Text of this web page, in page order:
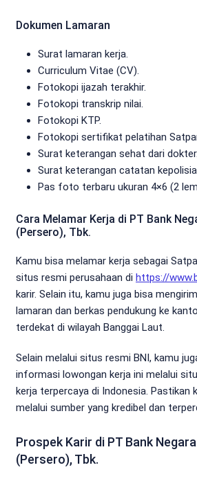
Dokumen Lamaran
Surat lamaran kerja.
Curriculum Vitae (CV).
Fotokopi ijazah terakhir.
Fotokopi transkrip nilai.
Fotokopi KTP.
Fotokopi sertifikat pelatihan
Surat keterangan sehat dari dokter.
Surat keterangan catatan
Pas foto terbaru ukuran 4×6 (2
Cara Melamar Kerja di PT Bank
(Persero), Tbk.
Kamu bisa melamar kerja sebagai
situs resmi perusahaan di https://
karir. Selain itu, kamu juga bisa
lamaran dan berkas pendukung ke
terdekat di wilayah Banggai Laut.
Selain melalui situs resmi BNI, kamu
informasi lowongan kerja ini melalui
kerja terpercaya di Indonesia. Pastikan
melalui sumber yang kredibel dan
Prospek Karir di PT Bank
(Persero), Tbk.